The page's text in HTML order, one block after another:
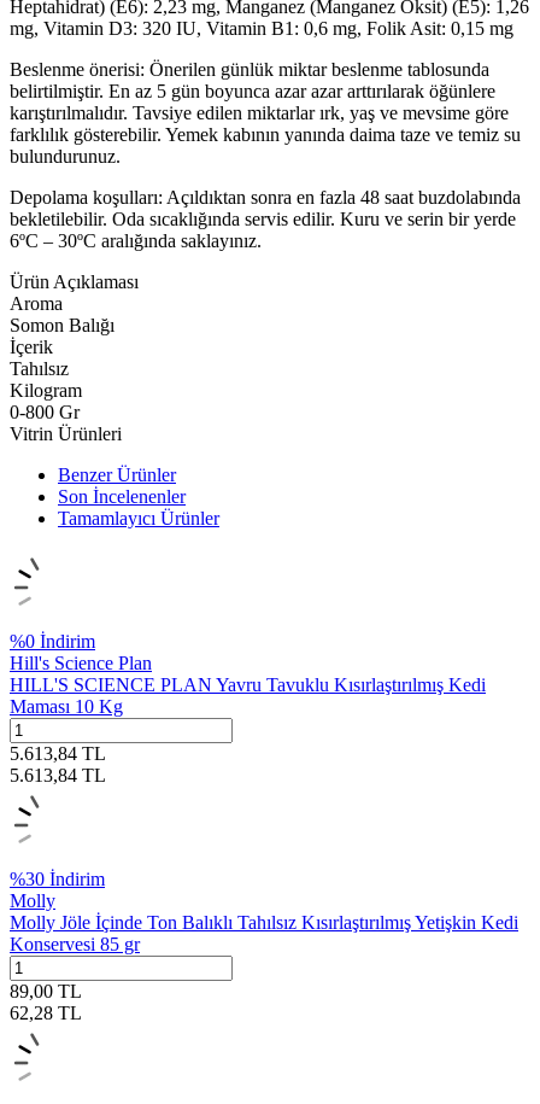
Heptahidrat) (E6): 2,23 mg, Manganez (Manganez Oksit) (E5): 1,26
mg, Vitamin D3: 320 IU, Vitamin B1: 0,6 mg, Folik Asit: 0,15 mg
Beslenme önerisi: Önerilen günlük miktar beslenme tablosunda
belirtilmiştir. En az 5 gün boyunca azar azar arttırılarak öğünlere
karıştırılmalıdır. Tavsiye edilen miktarlar ırk, yaş ve mevsime göre
farklılık gösterebilir. Yemek kabının yanında daima taze ve temiz su
bulundurunuz.
Depolama koşulları: Açıldıktan sonra en fazla 48 saat buzdolabında
bekletilebilir. Oda sıcaklığında servis edilir. Kuru ve serin bir yerde
6ºС – 30ºС aralığında saklayınız.
Ürün Açıklaması
Aroma
Somon Balığı
İçerik
Tahılsız
Kilogram
0-800 Gr
Vitrin Ürünleri
Benzer Ürünler
Son İncelenenler
Tamamlayıcı Ürünler
%0 İndirim
Hill's Science Plan
HILL'S SCIENCE PLAN Yavru Tavuklu Kısırlaştırılmış Kedi
Maması 10 Kg
5.613,84 TL
5.613,84 TL
%30 İndirim
Molly
Molly Jöle İçinde Ton Balıklı Tahılsız Kısırlaştırılmış Yetişkin Kedi
Konservesi 85 gr
89,00 TL
62,28 TL